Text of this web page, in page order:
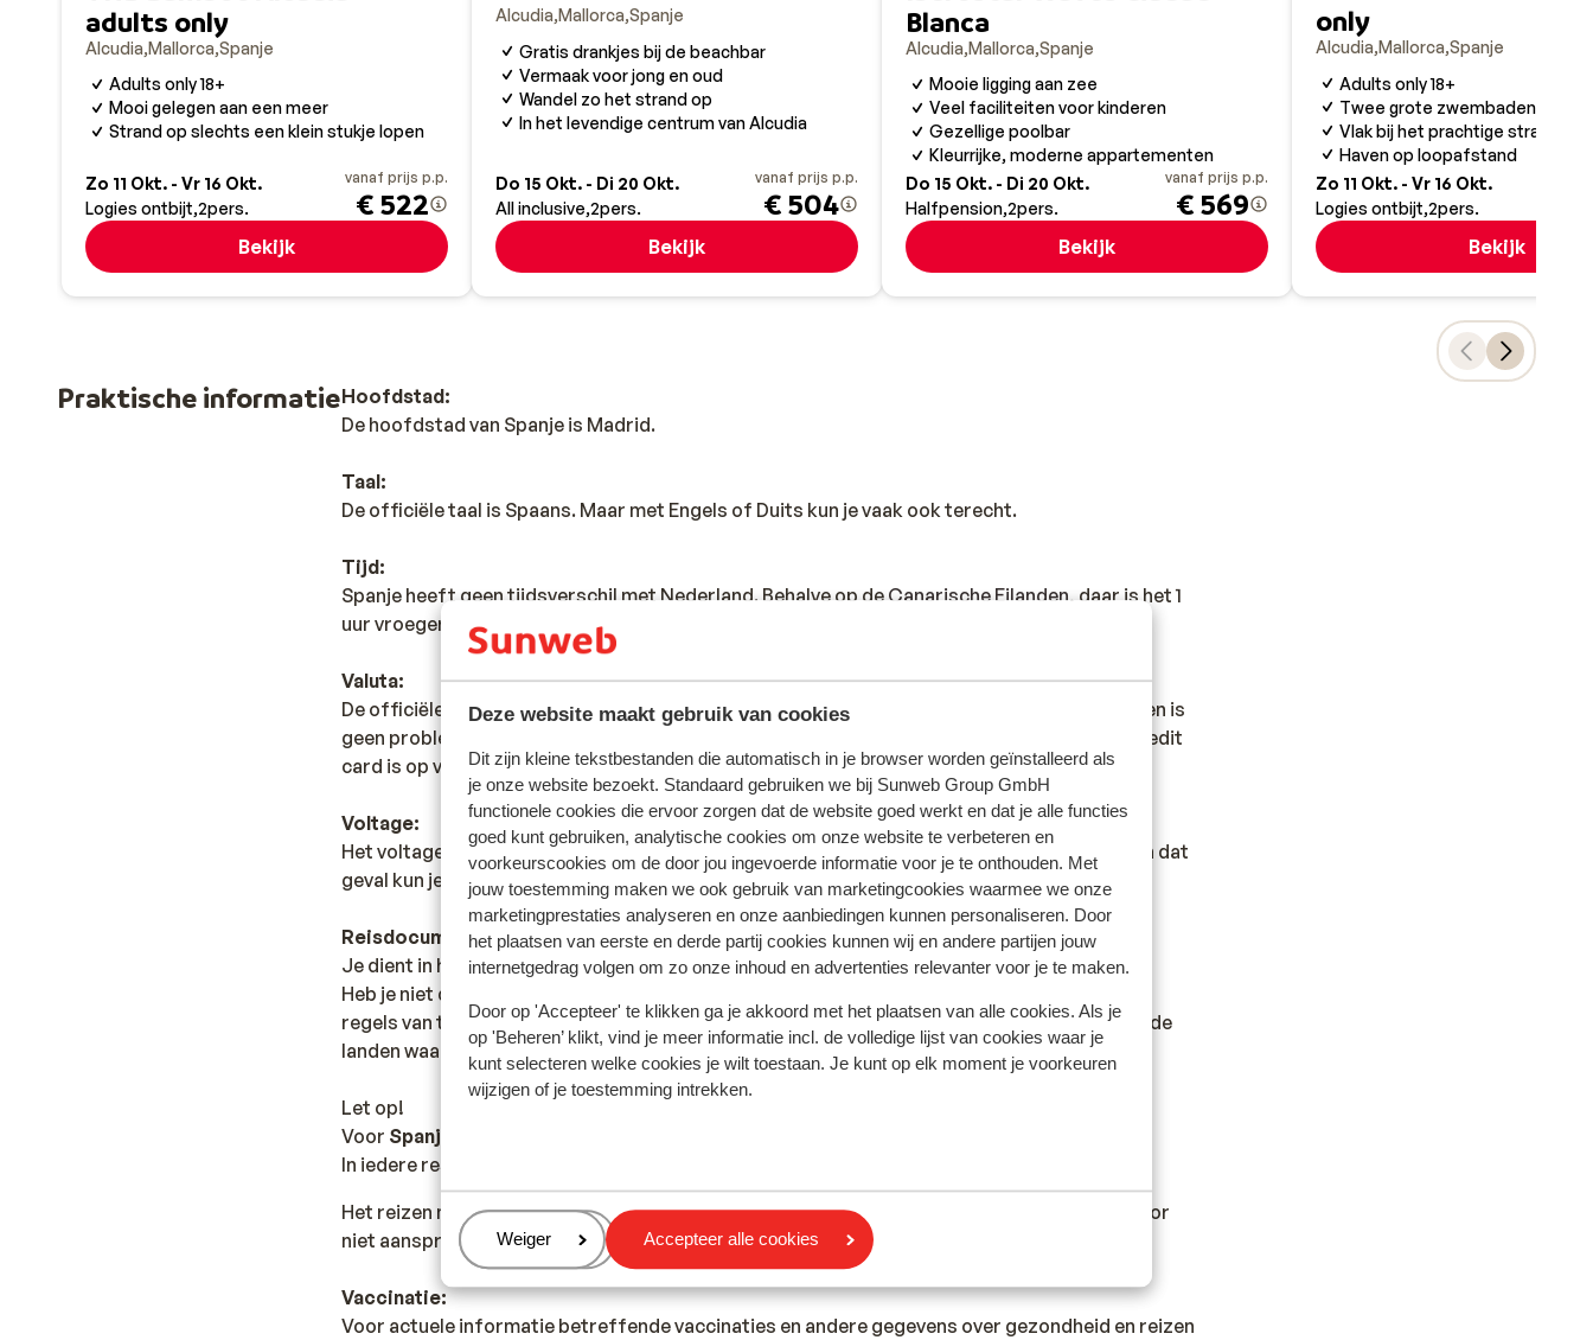
Deze website maakt gebruik van cookies
Dit zijn kleine tekstbestanden die automatisch in je browser worden geïnstalleerd als
je onze website bezoekt. Standaard gebruiken we bij Sunweb Group GmbH
functionele cookies die ervoor zorgen dat de website goed werkt en dat je alle functies
goed kunt gebruiken, analytische cookies om onze website te verbeteren en
voorkeurscookies om de door jou ingevoerde informatie voor je te onthouden. Met
jouw toestemming maken we ook gebruik van marketingcookies waarmee we onze
marketingprestaties analyseren en onze aanbiedingen kunnen personaliseren. Door
het plaatsen van eerste en derde partij cookies kunnen wij en andere partijen jouw
internetgedrag volgen om zo onze inhoud en advertenties relevanter voor je te maken.
Door op 'Accepteer' te klikken ga je akkoord met het plaatsen van alle cookies. Als je
op 'Beheren’ klikt, vind je meer informatie incl. de volledige lijst van cookies waar je
kunt selecteren welke cookies je wilt toestaan. Je kunt op elk moment je voorkeuren
wijzigen of je toestemming intrekken.
Beheren
Weiger Accepteer alle cookies
adults only
Alcudia Mallorca Spanje
Adults only 18+
Mooi gelegen aan een meer
Strand op slechts een klein stukje lopen
Zo 11 Okt. - Vr 16 Okt.
Logies ontbijt 2pers.
vanaf prijs p.p.
€ 522
Bekijk
Alcudia Mallorca Spanje
Gratis drankjes bij de beachbar
Vermaak voor jong en oud
Wandel zo het strand op
In het levendige centrum van Alcudia
Do 15 Okt. - Di 20 Okt.
All inclusive 2pers.
vanaf prijs p.p.
€ 504
Bekijk
Blanca
Alcudia Mallorca Spanje
Mooie ligging aan zee
Veel faciliteiten voor kinderen
Gezellige poolbar
Kleurrijke, moderne appartementen
Do 15 Okt. - Di 20 Okt.
Halfpension 2pers.
vanaf prijs p.p.
€ 569
Bekijk
only
Alcudia Mallorca Spanje
Adults only 18+
Twee grote zwembaden
Vlak bij het prachtige strand
Haven op loopafstand
Zo 11 Okt. - Vr 16 Okt.
Logies ontbijt 2pers.
Bekijk
Praktische informatieHoofdstad:
De hoofdstad van Spanje is Madrid.
Taal:
De officiële taal is Spaans. Maar met Engels of Duits kun je vaak ook terecht.
Tijd:
Spanje heeft geen tijdsverschil met Nederland. Behalve op de Canarische Eilanden, daar is het 1
uur vroeger dan in Nederland. Dit geldt zowel voor de zomer- als de wintertijd.
Valuta:
De officiële munteenheid van Spanje is de euro. Pinnen in Spanje en op de Canarische Eilanden is
geen probleem. Vrijwel overal zijn betaalautomaten waar je kunt pinnen. Ook betalen met credit
card is op vele plaatsen mogelijk.
Voltage:
Het voltage is net als in Nederland 220 volt. Het stopcontact is soms wel anders van vorm. In dat
geval kun je een tussenstekker in de supermarkt kopen.
Reisdocumenten:
Je dient in het bezit te zijn van een geldig paspoort of een geldig identiteitsbewijs.
Heb je niet de Nederlandse nationaliteit, dan is het belangrijk om na te vragen of er andere
regels van toepassing zijn. Dit vraag je na bij de ambassade van het land waar je heen wilt en de
landen waar je doorheen reist.
Let op!
Voor Spanje
In iedere reservering dient er minimaal 1 persoon 18 jaar of ouder te zijn.
Het reizen met de juiste documenten is jouw eigen verantwoordelijkheid. Sunweb kan hiervoor
niet aansprakelijk worden gesteld.
Vaccinatie:
Voor actuele informatie betreffende vaccinaties en andere gegevens over gezondheid en reizen